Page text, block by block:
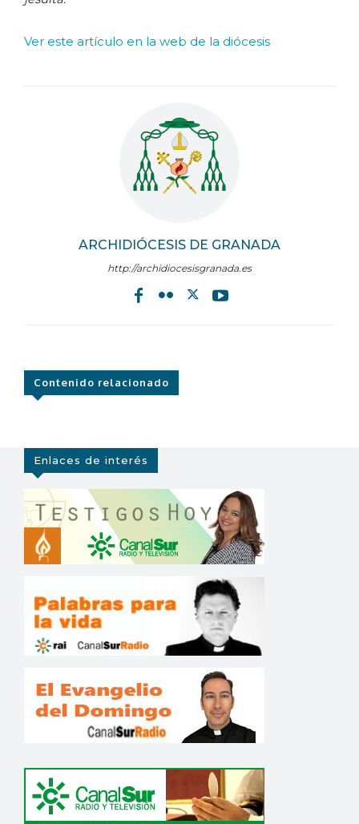
ARCHIDIÓCESIS DE GRANADA
http://archidiocesisgranada.es
Ver este artículo en la web de la diócesis
Contenido relacionado
Enlaces de interés